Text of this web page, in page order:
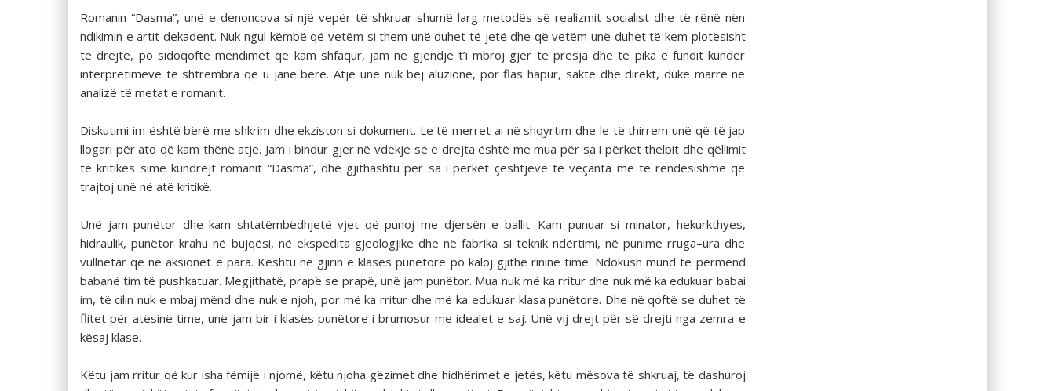
Romanin “Dasma”, unë e denoncova si një vepër të shkruar shumë larg metodës së realizmit socialist dhe të rënë nën
ndikimin e artit dekadent. Nuk ngul këmbë që vetëm si them unë duhet të jetë dhe që vetëm unë duhet të kem plotësisht
të drejtë, po sidoqoftë mendimet që kam shfaqur, jam në gjendje t’i mbroj gjer te presja dhe te pika e fundit kundër
interpretimeve të shtrembra që u janë bërë. Atje unë nuk bej aluzione, por flas hapur, saktë dhe direkt, duke marrë në
analizë të metat e romanit.
Diskutimi im është bërë me shkrim dhe ekziston si dokument. Le të merret ai në shqyrtim dhe le të thirrem unë që të jap
llogari për ato që kam thënë atje. Jam i bindur gjer në vdekje se e drejta është me mua për sa i përket thelbit dhe qëllimit
të kritikës sime kundrejt romanit “Dasma”, dhe gjithashtu për sa i përket çështjeve të veçanta më të rëndësishme që
trajtoj unë në atë kritikë.
Unë jam punëtor dhe kam shtatëmbëdhjetë vjet që punoj me djersën e ballit. Kam punuar si minator, hekurkthyes,
hidraulik, punëtor krahu në bujqësi, në ekspedita gjeologjike dhe në fabrika si teknik ndërtimi, në punime rruga–ura dhe
vullnetar që në aksionet e para. Kështu në gjirin e klasës punëtore po kaloj gjithë rininë time. Ndokush mund të përmend
babanë tim të pushkatuar. Megjithatë, prapë se prapë, unë jam punëtor. Mua nuk më ka rritur dhe nuk më ka edukuar babai
im, të cilin nuk e mbaj mënd dhe nuk e njoh, por më ka rritur dhe më ka edukuar klasa punëtore. Dhe në qoftë se duhet të
flitet për atësinë time, unë jam bir i klasës punëtore i brumosur me idealet e saj. Unë vij drejt për së drejti nga zemra e
kësaj klase.
Këtu jam rritur që kur isha fëmijë i njomë, këtu njoha gëzimet dhe hidhërimet e jetës, këtu mësova të shkruaj, të dashuroj